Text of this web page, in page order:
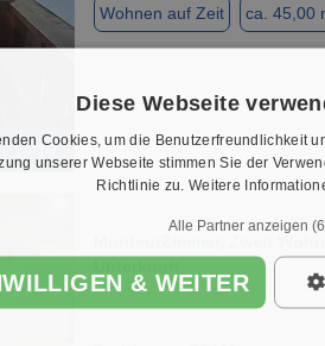
1 / 10
Wohnen auf Zeit ca. 45,00
Diese Webseite
Cookies, um die Benutzerfreundlichkeit
unserer Webseite stimmen Sie der
Richtlinie zu. Weitere
Alle Partner anzeigen
& WEITER